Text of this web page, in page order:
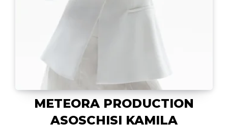
METEORA PRODUCTION
ASOSCHISI KAMILA